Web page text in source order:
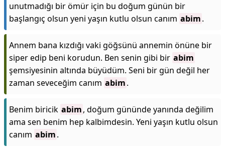
unutmadığı bir ömür için bu doğum günün bir
başlangıç olsun yeni yaşın kutlu olsun canım abim.
Annem bana kızdığı vaki göğsünü annemin önüne bir
siper edip beni korudun. Ben senin gibi bir abim
şemsiyesinin altında büyüdüm. Seni bir gün değil her
zaman seveceğim canım abim.
Benim biricik abim, doğum gününde yanında değilim
ama sen benim hep kalbimdesin. Yeni yaşın kutlu olsun
canım abim.